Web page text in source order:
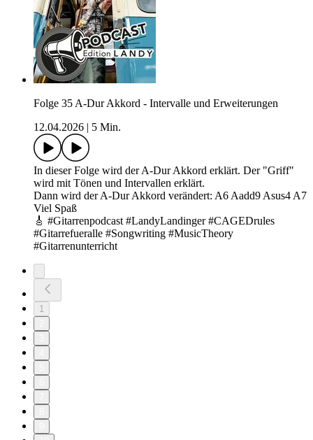
Folge 35 A-Dur Akkord - Intervalle und Erweiterungen
12.04.2026
5 Min.
In dieser Folge wird der A-Dur Akkord erklärt. Der "Griff"
wird mit Tönen und Intervallen erklärt.
Dann wird der A-Dur Akkord verändert: A6 Aadd9 Asus4 A7
Viel Spaß
🎸 #Gitarrenpodcast #LandyLandinger #CAGEDrules
#Gitarrefueralle #Songwriting #MusicTheory
#Gitarrenunterricht
1